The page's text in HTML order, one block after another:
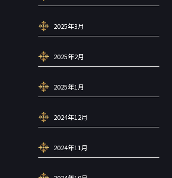
2025年3月
2025年2月
2025年1月
2024年12月
2024年11月